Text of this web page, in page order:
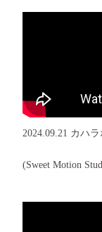
2024.09.21 カハ
(Sweet Motion